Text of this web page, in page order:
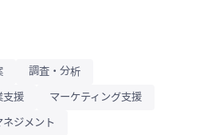
調査・分析
支援
マーケティング支援
ジメント